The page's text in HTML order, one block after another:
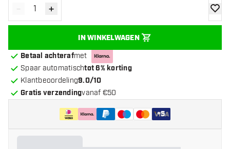
Verminder hoeveelheid
- Verhoog hoeveelheid
+
IN WINKELWAGEN
Betaal achterafmet
Spaar automatischtot 6% korting
Klantbeoordeling9.0/10
Gratis verzendingvanaf €50
+5